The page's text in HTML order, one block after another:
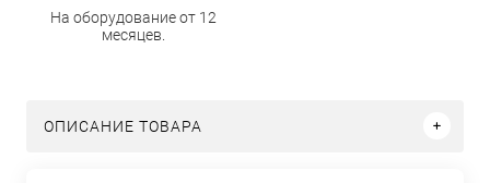
На оборудование от 12
месяцев.
ОПИСАНИЕ ТОВАРА